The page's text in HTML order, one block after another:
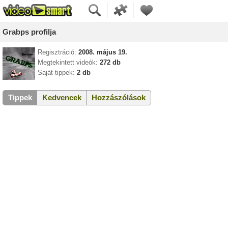
Grabps profilja
Regisztráció: 2008. május 19.
Megtekintett videók: 272 db
Saját tippek: 2 db
Tippek Kedvencek Hozzászólások